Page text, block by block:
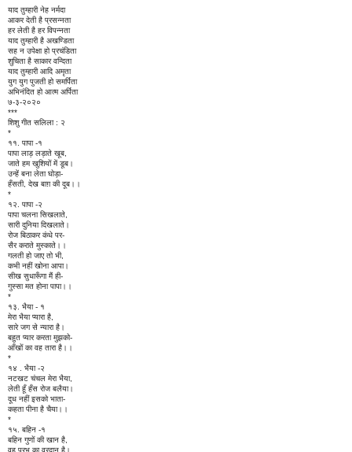
याद तुम्हारी नेह नर्मदा
आकर देती है प्रसन्नता
हर लेती है हर विपन्नता
याद तुम्हारी है अखण्डिता
सह न उपेक्षा हो प्रचंडिता
शुचिता है साकार वन्दिता
याद तुम्हारी आदि अमृता
युग युग पुजती हो समर्पिता
अभिनंदित हो आत्म अर्पिता
७-३-२०२०
***
शिशु गीत सलिला : २
*
११. पापा -१
पापा लाड़ लड़ाते खूब,
जाते हम खुशियों में डूब।
उन्हें बना लेता घोड़ा-
हँसती, देख बाग़ की दूब।।
*
१२. पापा -२
पापा चलना सिखलाते,
सारी दुनिया दिखलाते।
रोज बिठाकर कंधे पर-
सैर कराते मुस्काते।।
गलती हो जाए तो भी,
कभी नहीं खोना आपा।
सीख सुधारूँगा मैं ही-
गुस्सा मत होना पापा।।
*
१३. भैया - १
मेरा भैया प्यारा है,
सारे जग से न्यारा है।
बहुत प्यार करता मुझको-
आँखों का वह तारा है।।
*
१४ . भैया -२
नटखट चंचल मेरा भैया,
लेती हूँ हँस रोज बलैया।
दूध नहीं इसको भाता-
कहता पीना है चैया।।
*
१५. बहिन -१
बहिन गुणों की खान है,
वह प्रभु का वरदान है।